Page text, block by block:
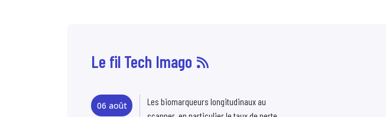
Le fil Tech Imago
06 août
Les biomarqueurs longitudinaux au